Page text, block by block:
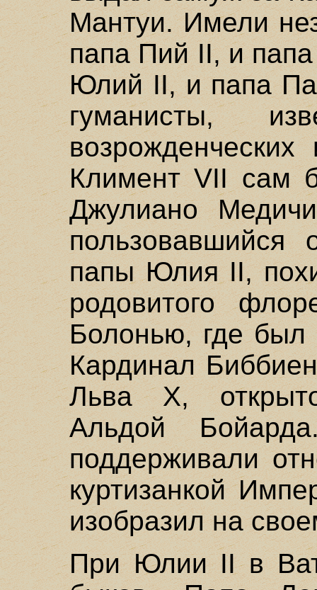
Мантуи. Имели
папа Пий II, и
Юлий II, и папа
гуманисты,
Климент VII сам
Джулиано
пользовавшийся
папы Юлия II,
родовитого
Болонью, где был
Кардинал
Льва X,
Альдой
поддерживали
куртизанкой
изобразил на
При Юлии II в